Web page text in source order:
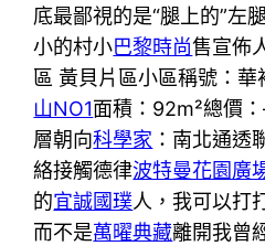
底最鄙視的是“腿上的”左
小的村小巴黎時尚售宣佈
區 黃貝片區小區稱號： 華
山NO1面積： 92m²總價：
層朝向科學家 ： 南北通透
絡接觸德律波特曼花園廣
的宜誠國璞人，我可以打
而不是萬曜典藏離開我曾